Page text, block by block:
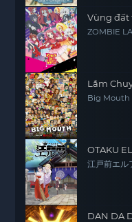
Vùng đất
ZOMBIE
Lắm
Big Mouth
OTAKU
江戸前エル
DAN DA